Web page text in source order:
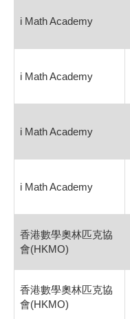
i Math Academy
i Math Academy
i Math Academy
i Math Academy
香港數學奧林匹克協
會(HKMO)
香港數學奧林匹克協
會(HKMO)